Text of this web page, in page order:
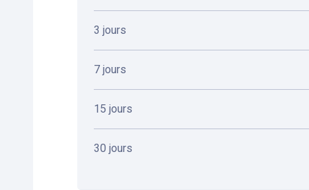
3 jours
7 jours
15 jours
30 jours